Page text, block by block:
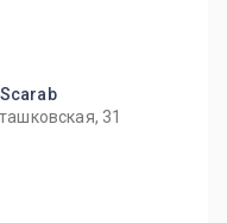
31